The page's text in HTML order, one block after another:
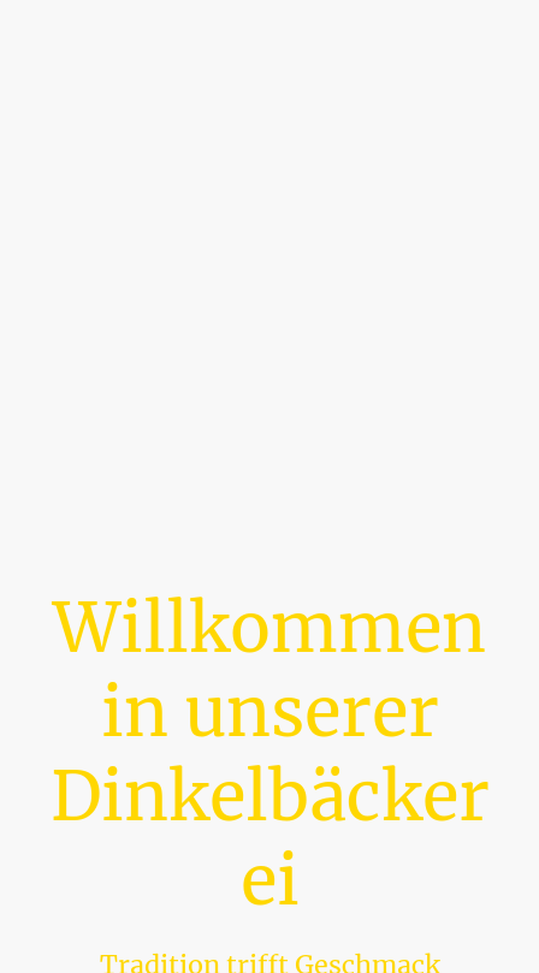
Willkommen
in unserer
Dinkelbäcker
ei
Tradition trifft Geschmack